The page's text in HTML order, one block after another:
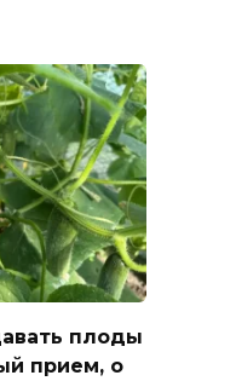
плоды
прием, о